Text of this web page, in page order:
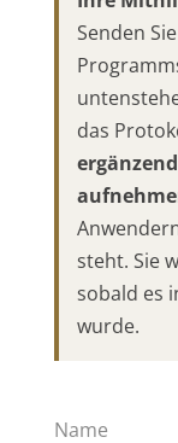
Senden
das
steht. Sie
sobald es
wurde.